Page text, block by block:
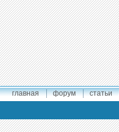
главная форум статьи